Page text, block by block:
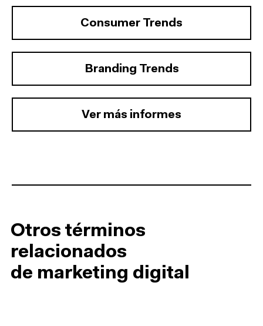
Consumer Trends
Branding Trends
Ver más informes
Otros términos
relacionados
de marketing digital